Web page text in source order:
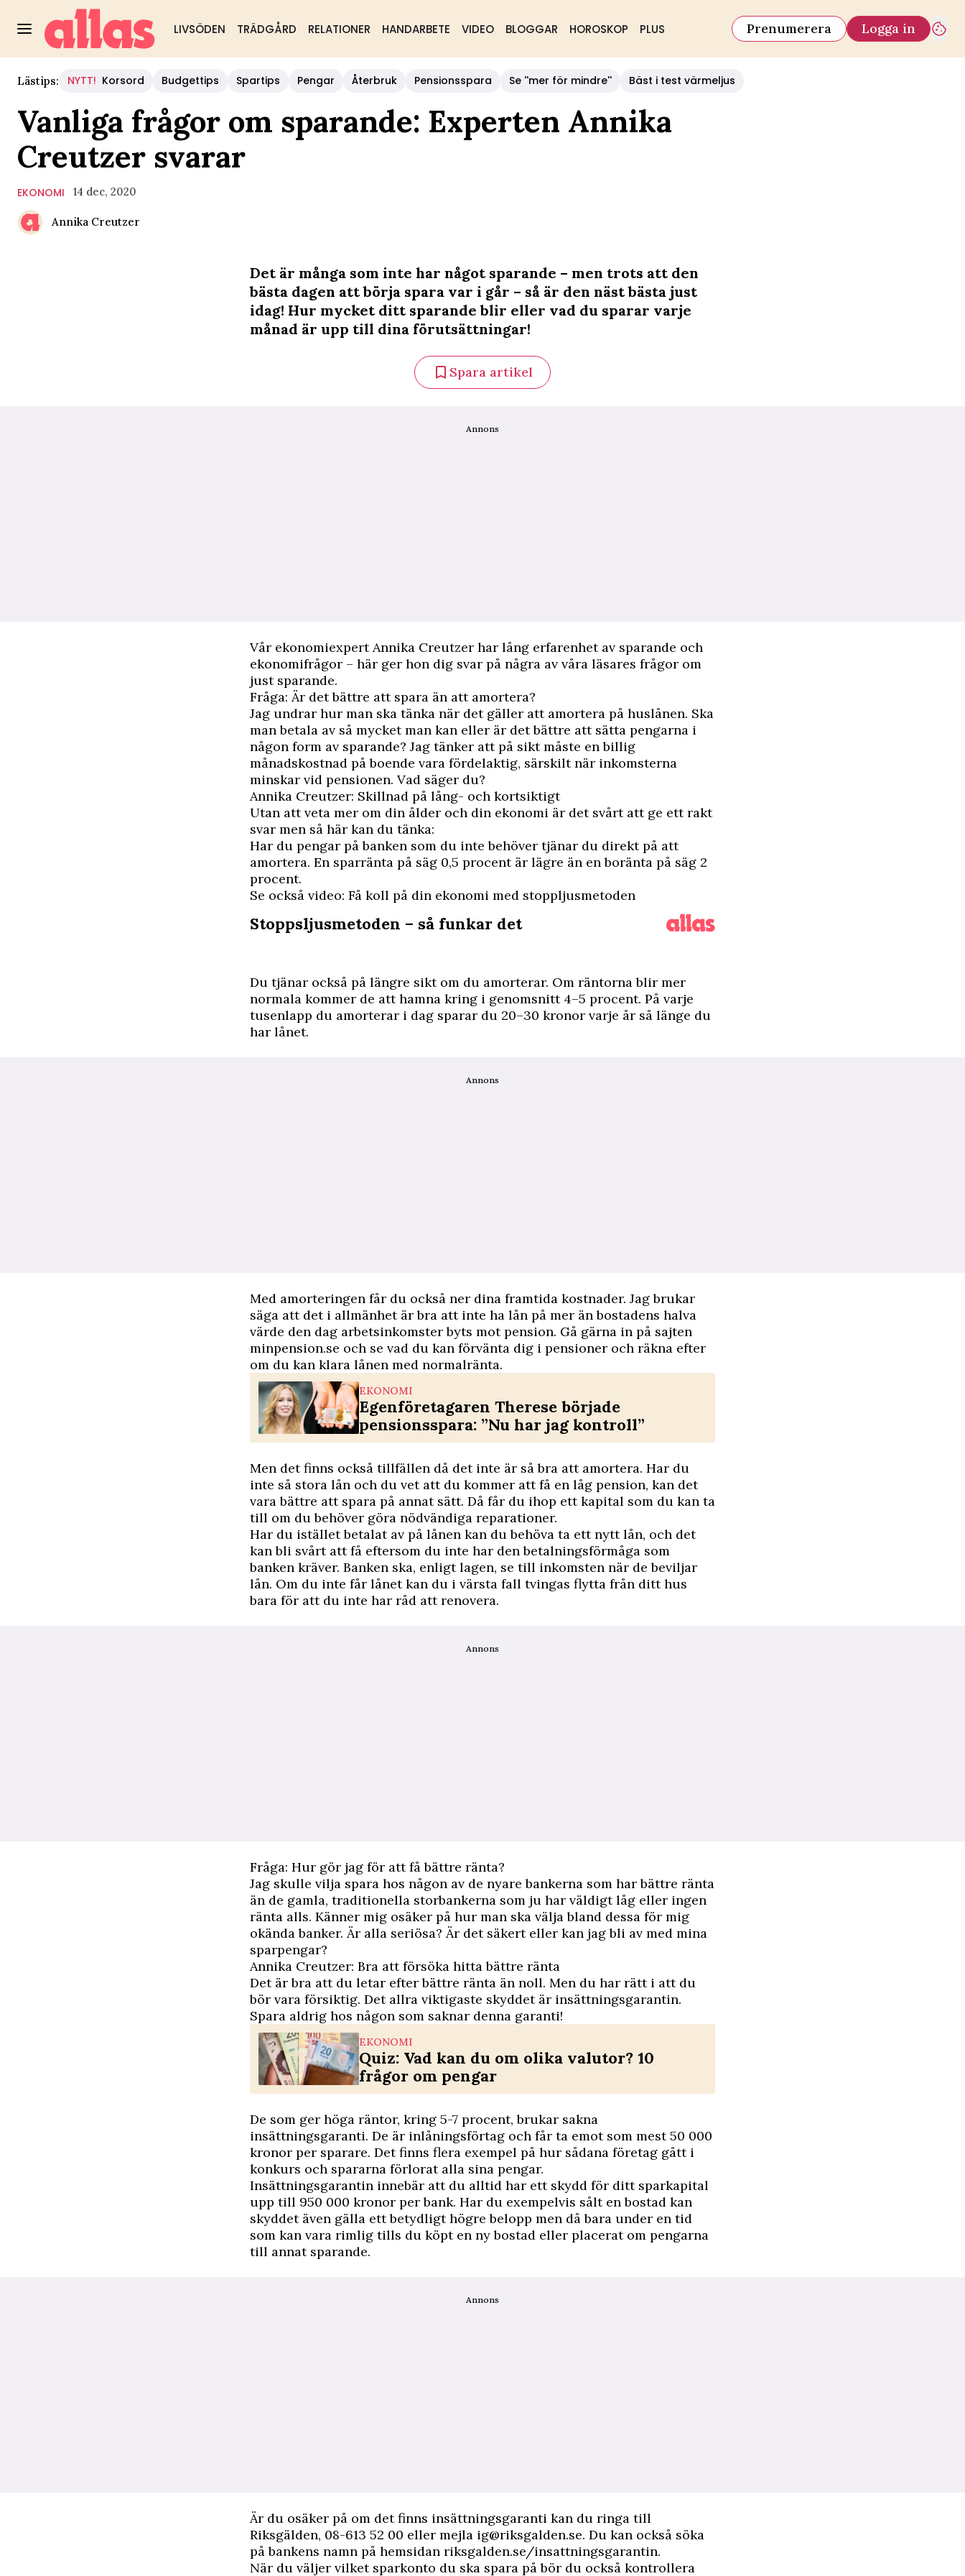
LIVSÖDEN TRÄDGÅRD RELATIONER HANDARBETE VIDEO BLOGGAR HOROSKOP PLUS Prenumerera Logga in
Lästips: NYTT! Korsord Budgettips Spartips Pengar Återbruk Pensionsspara Se ''mer för mindre'' Bäst i test värmeljus
Vanliga frågor om sparande: Experten Annika
Creutzer svarar
EKONOMI 14 dec, 2020
Annika Creutzer
Det är många som inte har något sparande – men trots att den
bästa dagen att börja spara var i går – så är den näst bästa just
idag! Hur mycket ditt sparande blir eller vad du sparar varje
månad är upp till dina förutsättningar!
Spara artikel
Annons
Vår ekonomiexpertAnnika Creutzer har lång erfarenhet av sparande och
ekonomifrågor – här ger hon dig svar på några av våra läsares frågor om
just sparande.
Fråga: Är det bättre att spara än att amortera?
Jag undrar hur man ska tänka när det gäller att amortera på huslånen. Ska
man betala av så mycket man kan eller är det bättre att sätta pengarna i
någon form av sparande? Jag tänker att på sikt måste en billig
månadskostnad på boende vara fördelaktig, särskilt när inkomsterna
minskar vid pensionen. Vad säger du?
Annika Creutzer: Skillnad på lång- och kortsiktigt
Utan att veta mer om din ålder och din ekonomi är det svårt att ge ett rakt
svar men så här kan du tänka:
Har du pengar på banken som du inte behöver tjänar du direkt på att
amortera. En sparränta på säg 0,5 procent är lägre än en boränta på säg 2
procent.
Se också video: Få koll på din ekonomi med stoppljusmetoden
Stoppsljusmetoden – så funkar det
Du tjänar också på längre sikt om du amorterar. Om räntorna blir mer
normala kommer de att hamna kring i genomsnitt 4–5 procent. På varje
tusenlapp du amorterar i dag sparar du 20–30 kronor varje år så länge du
har lånet.
Annons
Med amorteringen får du också ner dina framtida kostnader. Jag brukar
säga att det i allmänhet är bra att inte ha lån på mer än bostadens halva
värde den dag arbetsinkomster byts mot pension. Gå gärna in på sajten
minpension.se och se vad du kan förvänta dig i pensioner och räkna efter
om du kan klara lånen med normalränta.
EKONOMI
Egenföretagaren Therese började
pensionsspara: ”Nu har jag kontroll”
Men det finns också tillfällen då det inte är så bra att amortera. Har du
inte så stora lån och du vet att du kommer att få en låg pension, kan det
vara bättre att spara på annat sätt. Då får du ihop ett kapital som du kan ta
till om du behöver göra nödvändiga reparationer.
Har du istället betalat av på lånen kan du behöva ta ett nytt lån, och det
kan bli svårt att få eftersom du inte har den betalningsförmåga som
banken kräver. Banken ska, enligt lagen, se till inkomsten när de beviljar
lån. Om du inte får lånet kan du i värsta fall tvingas flytta från ditt hus
bara för att du inte har råd att renovera.
Annons
Fråga: Hur gör jag för att få bättre ränta?
Jag skulle vilja spara hos någon av de nyare bankerna som har bättre ränta
än de gamla, traditionella storbankerna som ju har väldigt låg eller ingen
ränta alls. Känner mig osäker på hur man ska välja bland dessa för mig
okända banker. Är alla seriösa? Är det säkert eller kan jag bli av med mina
sparpengar?
Annika Creutzer: Bra att försöka hitta bättre ränta
Det är bra att du letar efter bättre ränta än noll. Men du har rätt i att du
bör vara försiktig. Det allra viktigaste skyddet är insättningsgarantin.
Spara aldrig hos någon som saknar denna garanti!
EKONOMI
Quiz: Vad kan du om olika valutor? 10
frågor om pengar
De som ger höga räntor, kring 5-7 procent, brukar sakna
insättningsgaranti. De är inlåningsförtag och får ta emot som mest 50 000
kronor per sparare. Det finns flera exempel på hur sådana företag gått i
konkurs och spararna förlorat alla sina pengar.
Insättningsgarantin innebär att du alltid har ett skydd för ditt sparkapital
upp till 950 000 kronor per bank. Har du exempelvis sålt en bostad kan
skyddet även gälla ett betydligt högre belopp men då bara under en tid
som kan vara rimlig tills du köpt en ny bostad eller placerat om pengarna
till annat sparande.
Annons
Är du osäker på om det finns insättningsgaranti kan du ringa till
Riksgälden, 08-613 52 00 eller mejla ig@riksgalden.se. Du kan också söka
på bankens namn på hemsidan riksgalden.se/insattningsgarantin.
När du väljer vilket sparkonto du ska spara på bör du också kontrollera